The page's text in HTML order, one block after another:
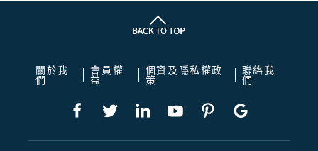
關於我
們
會員權
益
個資及隱私權政
策
聯絡我
們